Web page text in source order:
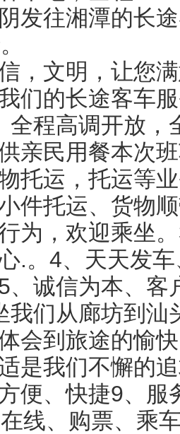
发往湘潭的长
，文明，让您
们的长途客车
全程高调开放，
亲民用餐本次
托运，托运等
件托运、货物
为，欢迎乘坐
.。4、天天发
、诚信为本、客
我们从廊坊到汕
会到旅途的愉
是我们不懈的
便、快捷9、服
线、购票、乘